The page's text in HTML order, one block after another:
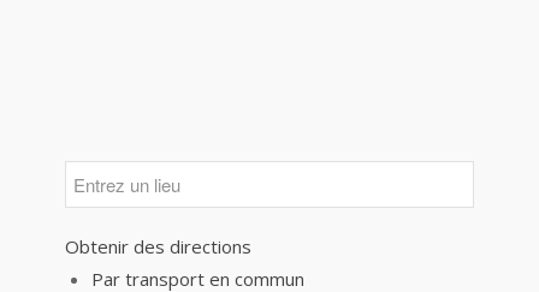
Obtenir des directions
Par transport en commun